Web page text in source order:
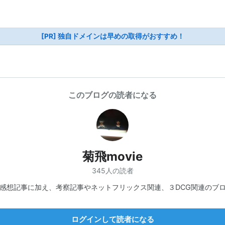
[PR] 独自ドメインは早めの取得がおすすめ！
このブログの読者になる
菊飛movie
345人の読者
想記事に加え、考察記事やネットフリックス関連、３DCG関連のブ
ログインして読者になる